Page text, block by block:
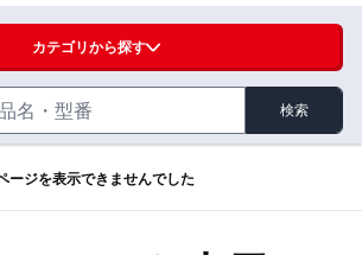
・取手・つまみ・周辺機器
テー・周辺機器
グ
カテゴリから探す
検索
ージを表示できませんでした